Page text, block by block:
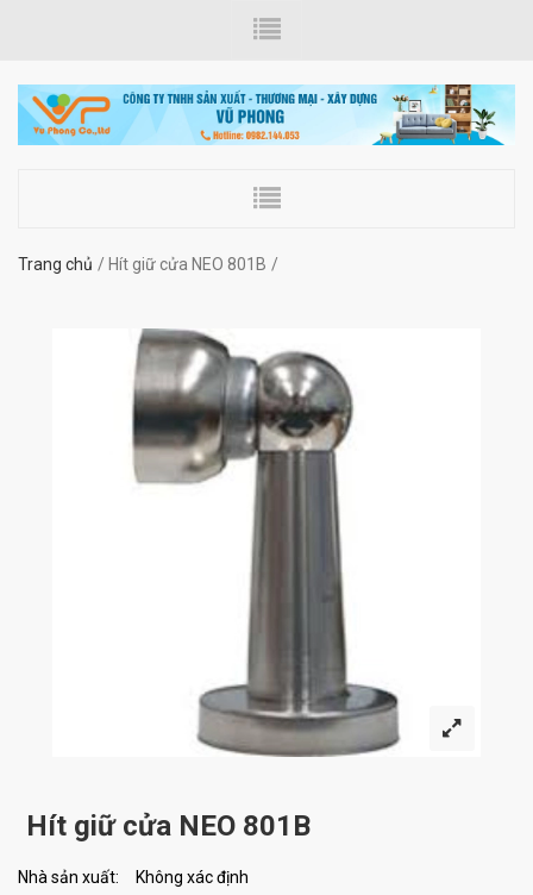
Trang chủ Hít giữ cửa NEO 801B
Hít giữ cửa NEO 801B
Nhà sản xuất:
Không xác định